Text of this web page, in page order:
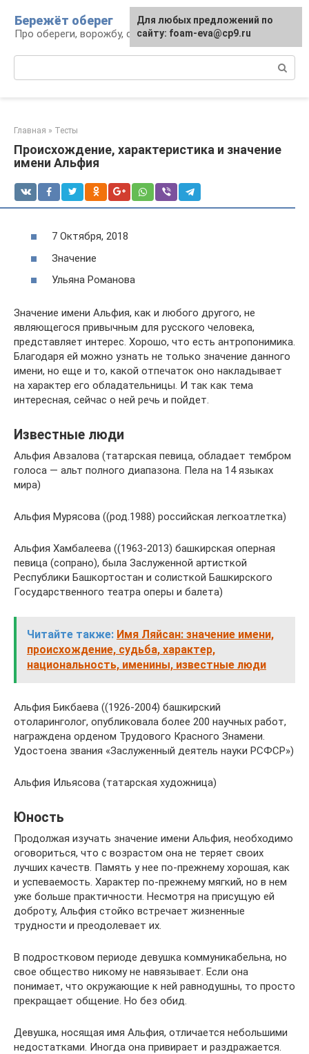
контенту
Бережёт оберег
Про обереги, ворожбу, сны и гадания
Главная » Тесты
Происхождение, характеристика и значение
имени Альфия
7 Октября, 2018
Значение
Ульяна Романова
Значение имени Альфия, как и любого другого, не
являющегося привычным для русского человека,
представляет интерес. Хорошо, что есть антропонимика.
Благодаря ей можно узнать не только значение данного
имени, но еще и то, какой отпечаток оно накладывает
на характер его обладательницы. И так как тема
интересная, сейчас о ней речь и пойдет.
Известные люди
Альфия Авзалова (татарская певица, обладает тембром
голоса — альт полного диапазона. Пела на 14 языках
мира)
Альфия Мурясова ((род.1988) российская легкоатлетка)
Альфия Хамбалеева ((1963-2013) башкирская оперная
певица (сопрано), была Заслуженной артисткой
Республики Башкортостан и солисткой Башкирского
Государственного театра оперы и балета)
Читайте также: Имя Ляйсан: значение имени,
происхождение, судьба, характер,
национальность, именины, известные люди
Альфия Бикбаева ((1926-2004) башкирский
отоларинголог, опубликовала более 200 научных работ,
награждена орденом Трудового Красного Знамени.
Удостоена звания «Заслуженный деятель науки РСФСР»)
Альфия Ильясова (татарская художница)
Юность
Продолжая изучать значение имени Альфия, необходимо
оговориться, что с возрастом она не теряет своих
лучших качеств. Память у нее по-прежнему хорошая, как
и успеваемость. Характер по-прежнему мягкий, но в нем
уже больше практичности. Несмотря на присущую ей
доброту, Альфия стойко встречает жизненные
трудности и преодолевает их.
В подростковом периоде девушка коммуникабельна, но
свое общество никому не навязывает. Если она
понимает, что окружающие к ней равнодушны, то просто
прекращает общение. Но без обид.
Девушка, носящая имя Альфия, отличается небольшими
недостатками. Иногда она привирает и раздражается.
Для любых предложений по
сайту: foam-eva@cp9.ru